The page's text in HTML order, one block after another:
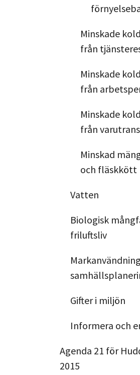
Minskade
från
Minskade
från
Minskade
från
Minskad
och fläskkött
Vatten
Biologisk
friluftsliv
Gifter i miljön
Informera och
Agenda 21 för
2015